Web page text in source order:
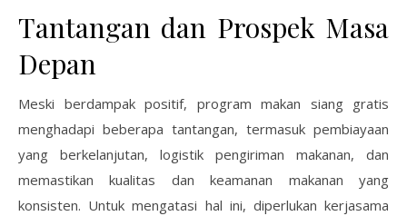
Tantangan dan Prospek Masa
Depan
Meski berdampak positif, program makan siang gratis
menghadapi beberapa tantangan, termasuk pembiayaan
yang berkelanjutan, logistik pengiriman makanan, dan
memastikan kualitas dan keamanan makanan yang
konsisten. Untuk mengatasi hal ini, diperlukan kerjasama